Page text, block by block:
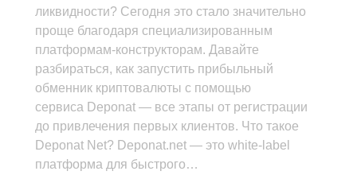
ликвидности? Сегодня это стало значительно
проще благодаря специализированным
платформам-конструкторам. Давайте
разбираться, как запустить прибыльный
обменник криптовалюты с помощью
сервиса Deponat — все этапы от регистрации
до привлечения первых клиентов. Что такое
Deponat Net? Deponat.net — это white-label
платформа для быстрого…